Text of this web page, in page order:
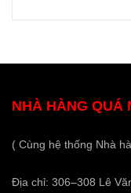
NHÀ HÀNG QUÁ
( Cùng hệ thống Nhà
Địa chỉ: 306–308 Lê